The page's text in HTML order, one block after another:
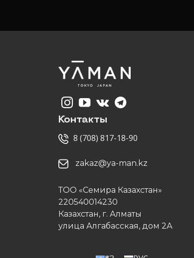
Контакты
8 (708) 817-18-90
zakaz@ya-man.kz
ТОО «Семира Казахстан»
220540014230
Казахстан, г. Алматы
улица Алгабасская, дом 2А